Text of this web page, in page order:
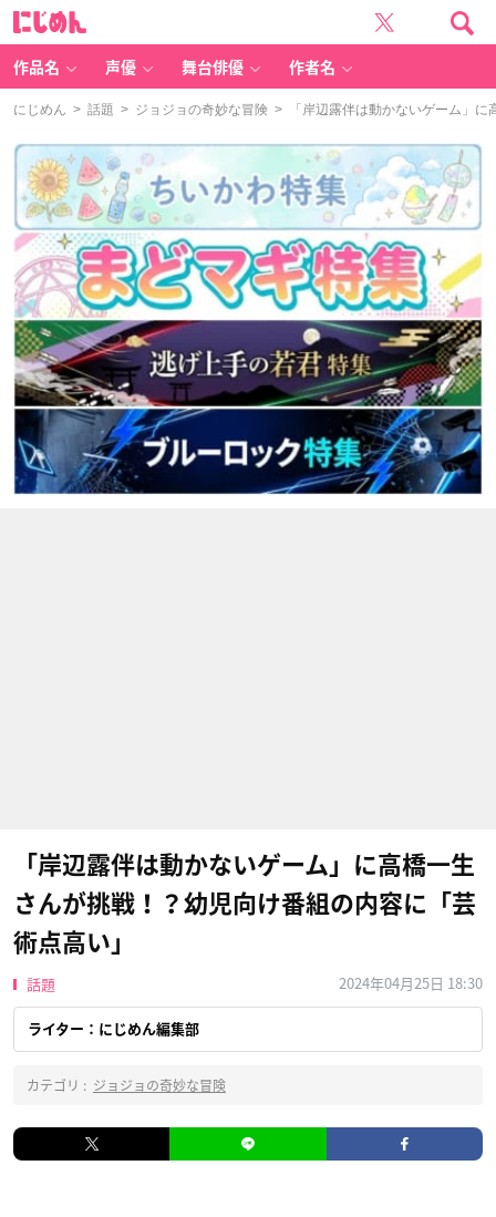
作品名 声優 舞台俳優 作者名
にじめん > 話題 > ジョジョの奇妙な冒険 > 「岸辺露伴は動かないゲーム」に
「岸辺露伴は動かないゲーム」に高橋一生
さんが挑戦！？幼児向け番組の内容に「芸
術点高い」
話題 2024年04月25日 18:30
ライター：にじめん編集部
カテゴリ : ジョジョの奇妙な冒険